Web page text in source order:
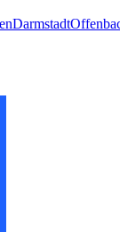
Darmstadt